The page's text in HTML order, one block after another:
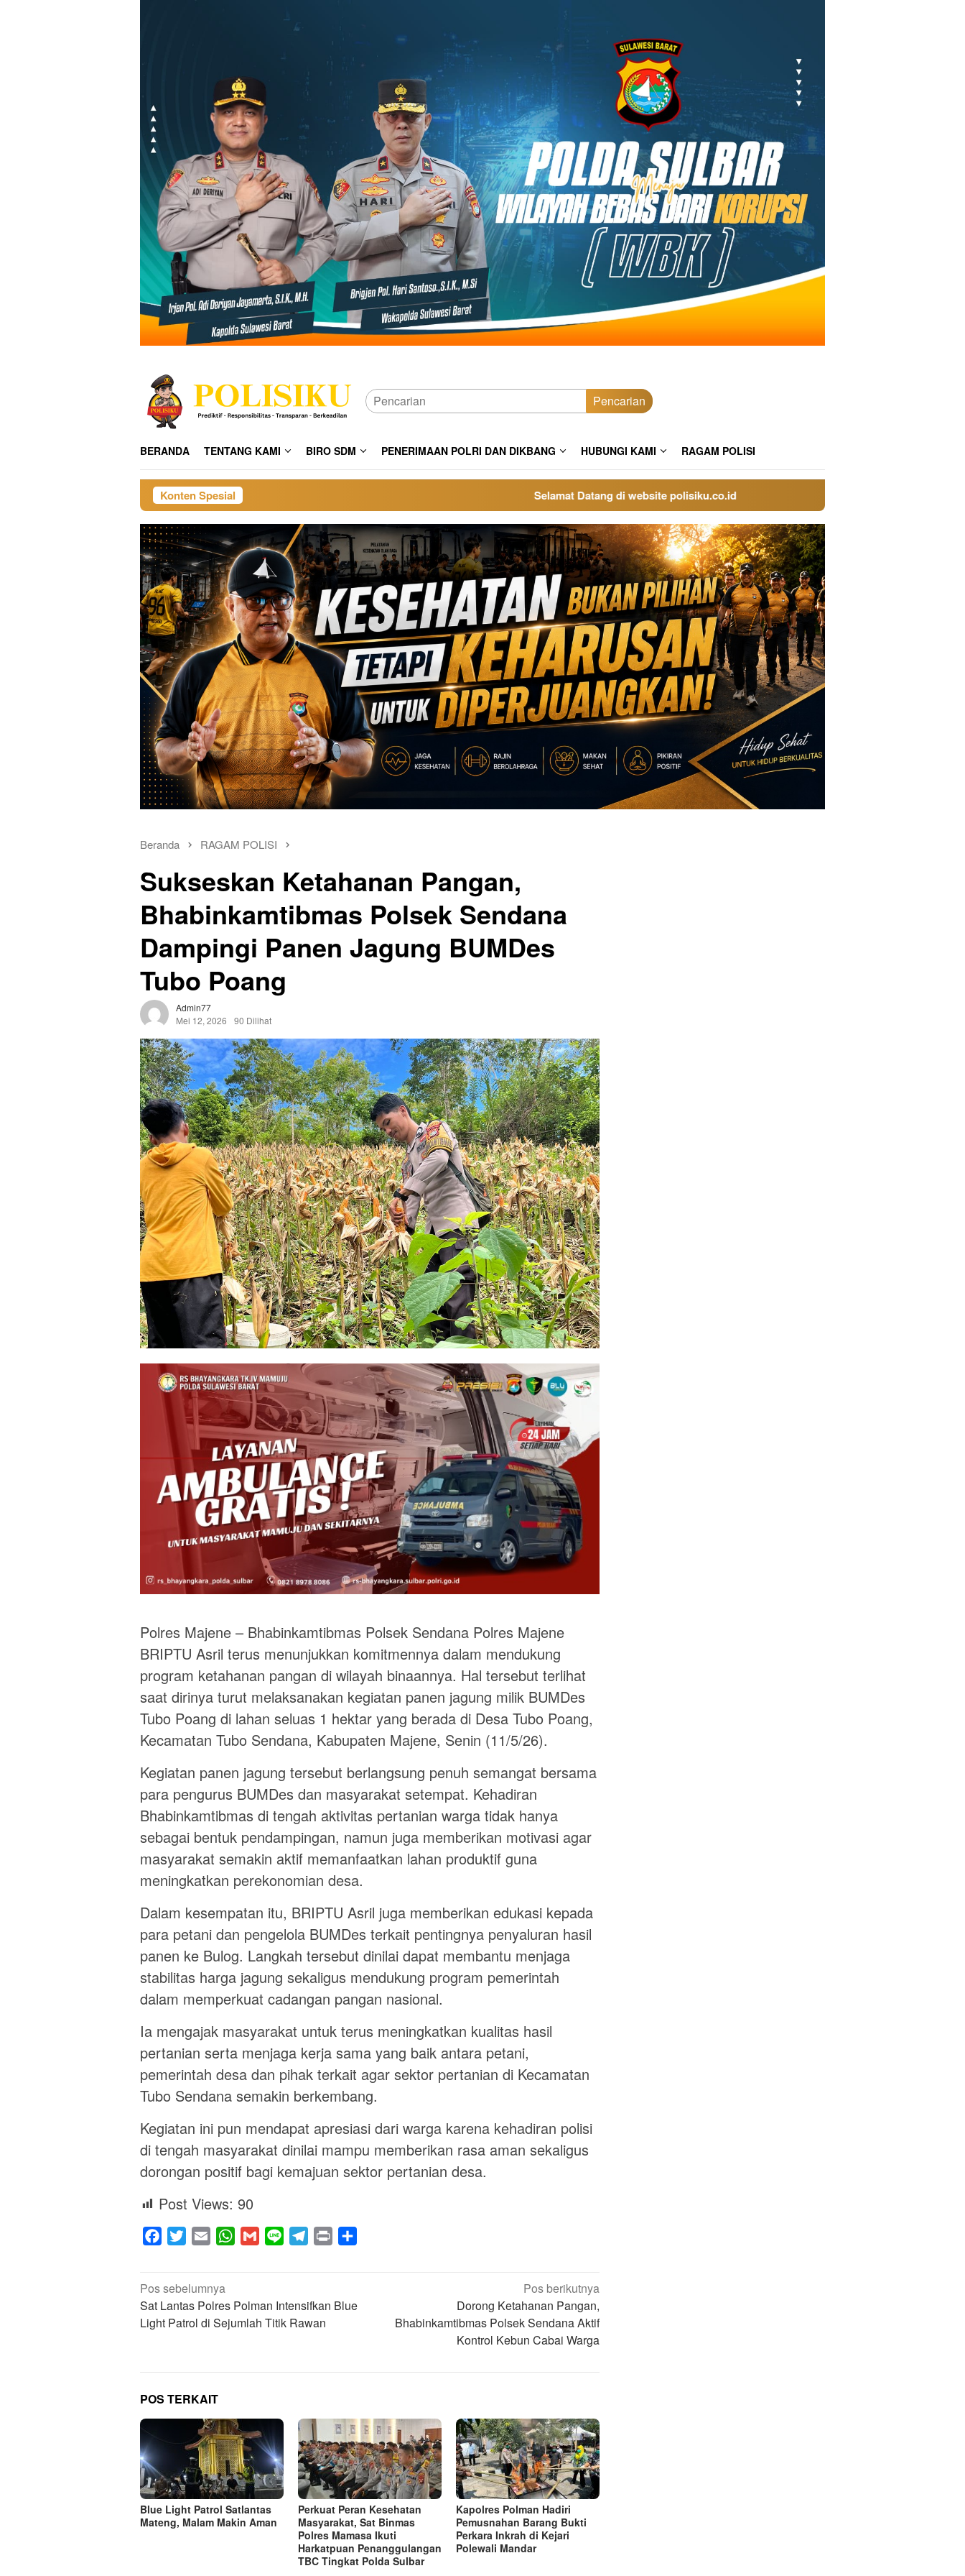
Pencarian
BERANDA TENTANG KAMI BIRO SDM PENERIMAAN POLRI DAN DIKBANG HUBUNGI KAMI RAGAM POLISI
Konten Spesial Selamat Datang di website polisiku.co.id
Beranda RAGAM POLISI
Sukseskan Ketahanan Pangan,
Bhabinkamtibmas Polsek Sendana
Dampingi Panen Jagung BUMDes
Tubo Poang
Admin77
Mei 12, 2026
90 Dilihat
Polres Majene – Bhabinkamtibmas Polsek Sendana Polres Majene
BRIPTU Asril terus menunjukkan komitmennya dalam mendukung
program ketahanan pangan di wilayah binaannya. Hal tersebut terlihat
saat dirinya turut melaksanakan kegiatan panen jagung milik BUMDes
Tubo Poang di lahan seluas 1 hektar yang berada di Desa Tubo Poang,
Kecamatan Tubo Sendana, Kabupaten Majene, Senin (11/5/26).
Kegiatan panen jagung tersebut berlangsung penuh semangat bersama
para pengurus BUMDes dan masyarakat setempat. Kehadiran
Bhabinkamtibmas di tengah aktivitas pertanian warga tidak hanya
sebagai bentuk pendampingan, namun juga memberikan motivasi agar
masyarakat semakin aktif memanfaatkan lahan produktif guna
meningkatkan perekonomian desa.
Dalam kesempatan itu, BRIPTU Asril juga memberikan edukasi kepada
para petani dan pengelola BUMDes terkait pentingnya penyaluran hasil
panen ke Bulog. Langkah tersebut dinilai dapat membantu menjaga
stabilitas harga jagung sekaligus mendukung program pemerintah
dalam memperkuat cadangan pangan nasional.
Ia mengajak masyarakat untuk terus meningkatkan kualitas hasil
pertanian serta menjaga kerja sama yang baik antara petani,
pemerintah desa dan pihak terkait agar sektor pertanian di Kecamatan
Tubo Sendana semakin berkembang.
Kegiatan ini pun mendapat apresiasi dari warga karena kehadiran polisi
di tengah masyarakat dinilai mampu memberikan rasa aman sekaligus
dorongan positif bagi kemajuan sektor pertanian desa.
Post Views: 90
Facebook
Twitter Email WhatsApp
Gmail Line Telegram
Print
Navigasi
pos
Pos sebelumnya
Sat Lantas Polres Polman Intensifkan Blue
Light Patrol di Sejumlah Titik Rawan
Pos berikutnya
Dorong Ketahanan Pangan,
Bhabinkamtibmas Polsek Sendana Aktif
Kontrol Kebun Cabai Warga
POS TERKAIT
Blue Light Patrol Satlantas
Mateng, Malam Makin Aman
Perkuat Peran Kesehatan
Masyarakat, Sat Binmas
Polres Mamasa Ikuti
Harkatpuan Penanggulangan
TBC Tingkat Polda Sulbar
Kapolres Polman Hadiri
Pemusnahan Barang Bukti
Perkara Inkrah di Kejari
Polewali Mandar